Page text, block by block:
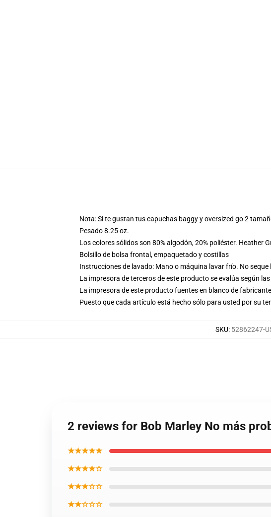
Nota: Si te gustan tus capuchas baggy y oversized go 2
Pesado 8.25 oz.
Los colores sólidos son 80% algodón, 20% poliéster. Heather
Bolsillo de bolsa frontal, empaquetado y costillas
Instrucciones de lavado: Mano o máquina lavar frío. No
La impresora de terceros de este producto se evalúa según
La impresora de este producto fuentes en blanco de
Puesto que cada artículo está hecho sólo para usted por su
SKU: 52862247-
2 reviews for Bob Marley No más
★★★★★
★★★★☆
★★★☆☆
★★☆☆☆